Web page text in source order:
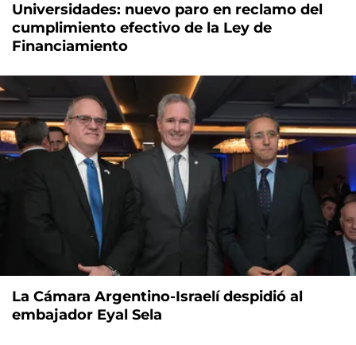
Universidades: nuevo paro en reclamo del
cumplimiento efectivo de la Ley de
Financiamiento
La Cámara Argentino-Israelí despidió al
embajador Eyal Sela